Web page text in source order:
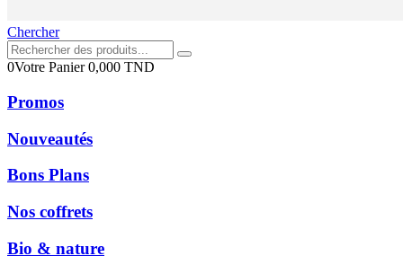
Chercher
0Votre Panier0,000 TND
Promos
Nouveautés
Bons Plans
Nos coffrets
Bio & nature